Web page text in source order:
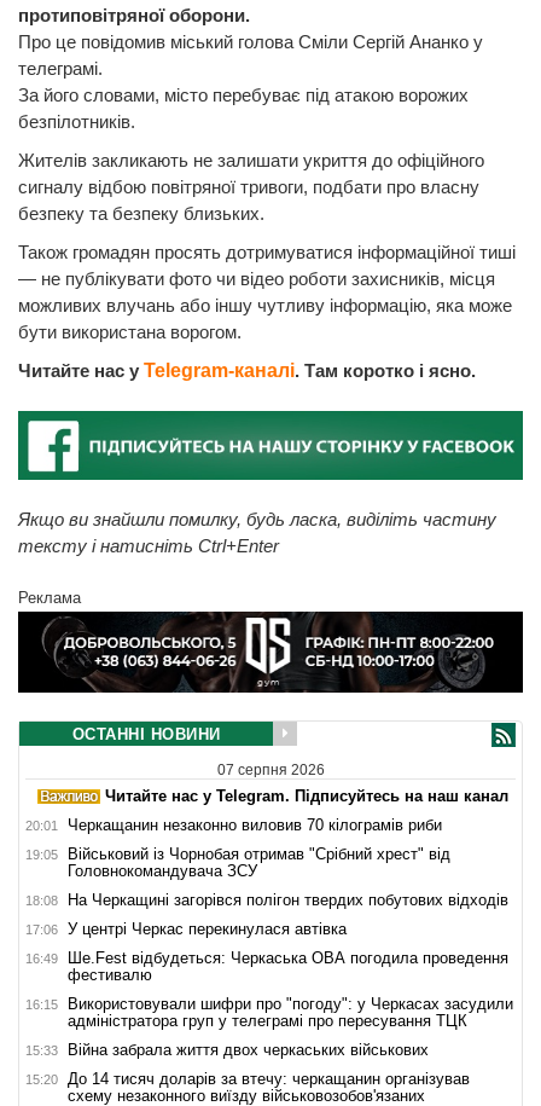
протиповітряної оборони.
Про це повідомив міський голова Сміли Сергій Ананко у
телеграмі.
За його словами, місто перебуває під атакою ворожих
безпілотників.
Жителів закликають не залишати укриття до офіційного
сигналу відбою повітряної тривоги, подбати про власну
безпеку та безпеку близьких.
Також громадян просять дотримуватися інформаційної тиші
— не публікувати фото чи відео роботи захисників, місця
можливих влучань або іншу чутливу інформацію, яка може
бути використана ворогом.
Читайте нас у Telegram-каналі. Там коротко і ясно.
Якщо ви знайшли помилку, будь ласка, виділіть частину
тексту і натисніть Ctrl+Enter
Реклама
ОСТАННІ НОВИНИ
07 серпня 2026
Читайте нас у Telegram. Підписуйтесь на наш канал
20:01 Черкащанин незаконно виловив 70 кілограмів риби
19:05
Військовий із Чорнобая отримав "Срібний хрест" від
Головнокомандувача ЗСУ
18:08 На Черкащині загорівся полігон твердих побутових відходів
17:06 У центрі Черкас перекинулася автівка
16:49
Ше.Fest відбудеться: Черкаська ОВА погодила проведення
фестивалю
16:15
Використовували шифри про "погоду": у Черкасах засудили
адміністратора груп у телеграмі про пересування ТЦК
15:33 Війна забрала життя двох черкаських військових
15:20
До 14 тисяч доларів за втечу: черкащанин організував
схему незаконного виїзду військовозобов'язаних